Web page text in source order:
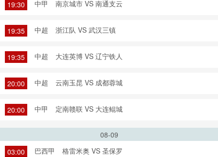
19:30 中甲 南京城市 VS 南通支云
19:35 中超 浙江队 VS 武汉三镇
19:35 中超 大连英博 VS 辽宁铁人
20:00 中超 云南玉昆 VS 成都蓉城
20:00 中甲 定南赣联 VS 大连鲲城
08-09
03:00
巴西甲 格雷米奥 VS 圣保罗